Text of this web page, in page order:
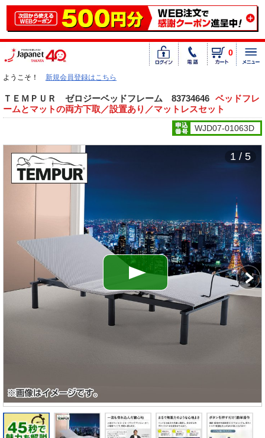
0
ようこそ！ 新規会員登録はこちら
ＴＥＭＰＵＲ ゼロジーベッドフレーム 83734646 ベッドフレ
ームとマットの両方下取／設置あり／マットレスセット
WJD07-01063D
1 / 5